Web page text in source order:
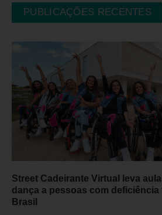
PUBLICAÇÕES RECENTES
Street Cadeirante Virtual leva
dança a pessoas com
Brasil